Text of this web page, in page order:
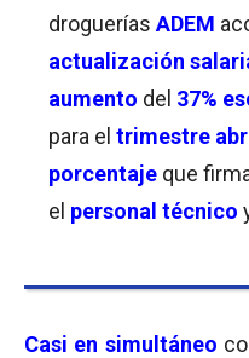
droguerías ADEM
actualización
aumento del 37%
para el trimestre
porcentaje que
el personal técnico
Casi en simultáneo